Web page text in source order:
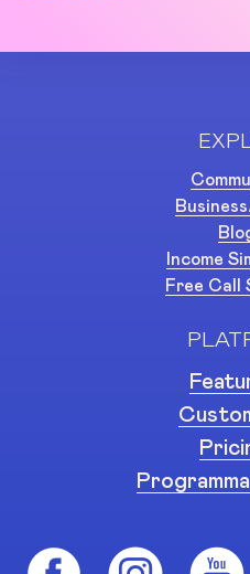
Business
Income
Free Call